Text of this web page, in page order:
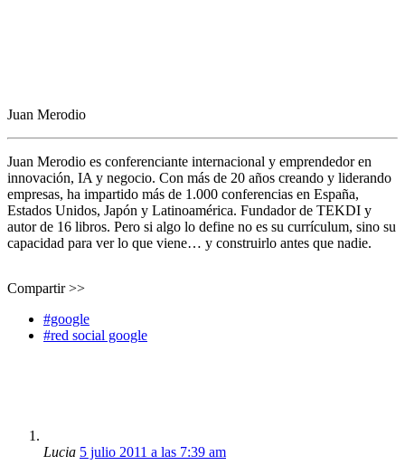
Juan Merodio
Juan Merodio es conferenciante internacional y emprendedor en
innovación, IA y negocio. Con más de 20 años creando y liderando
empresas, ha impartido más de 1.000 conferencias en España,
Estados Unidos, Japón y Latinoamérica. Fundador de TEKDI y
autor de 16 libros. Pero si algo lo define no es su currículum, sino su
capacidad para ver lo que viene… y construirlo antes que nadie.
Compartir >>
#google
#red social google
Lucia 5 julio 2011 a las 7:39 am